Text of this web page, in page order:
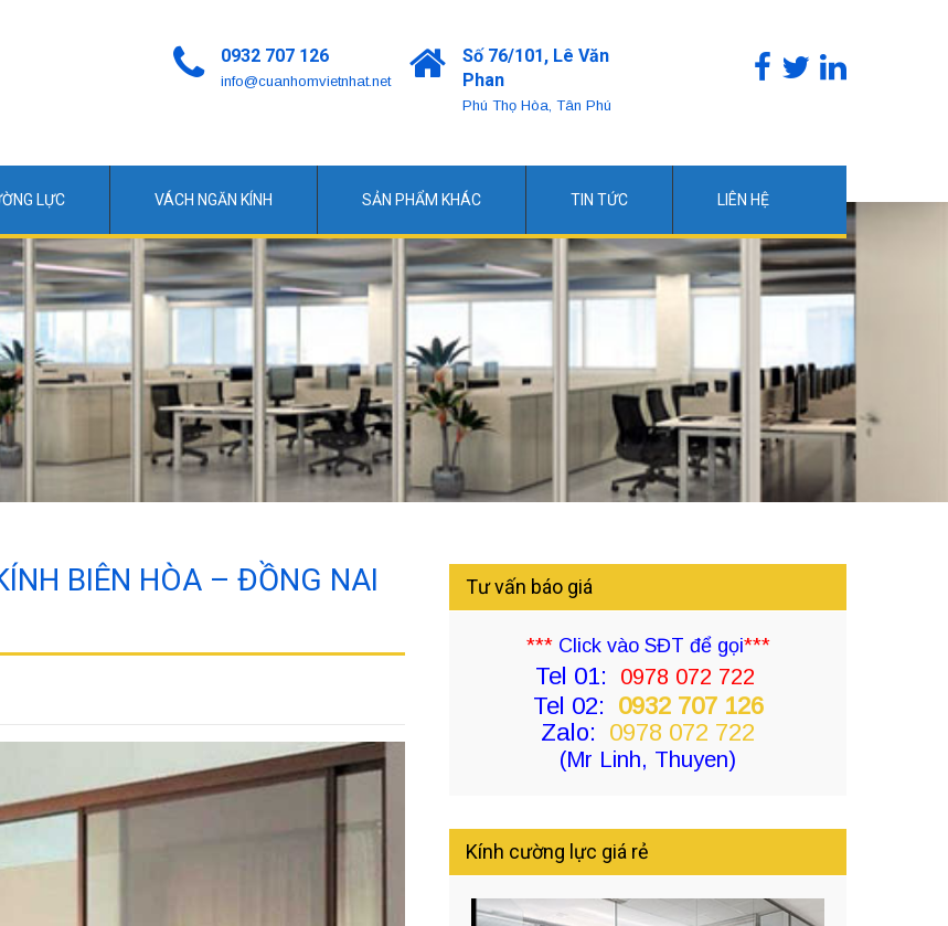
0932 707 126
info@cuanhomvietnhat.net
Số 76/101, Lê Văn
Phan
Phú Thọ Hòa, Tân Phú
LỰC VÁCH NGĂN KÍNH SẢN PHẨM KHÁC TIN TỨC LIÊN HỆ
BIÊN HÒA – ĐỒNG NAI
Tư vấn báo giá
***Click vào SĐT để gọi***
Tel 01: 0978 072 722
Tel 02: 0932 707 126
Zalo: 0978 072 722
(Mr Linh, Thuyen)
Kính cường lực giá rẻ